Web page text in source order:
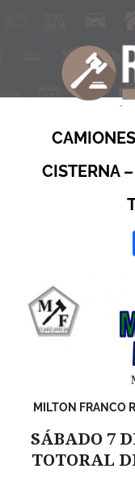
CISTERNA
MILTON FRANCO
SÁBADO 7
TOTORAL